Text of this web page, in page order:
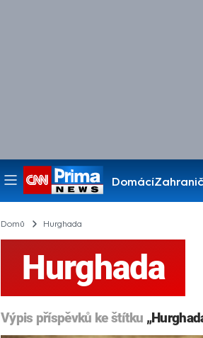
Domácí
Pořady
Domů Hurghada
Hurghada
Výpis příspěvků ke štítku